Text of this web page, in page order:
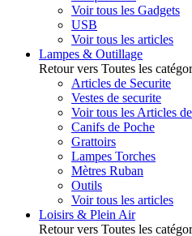
Voir tous les Gadgets
USB
Voir tous les articles
Lampes & Outillage
Retour vers Toutes les
Articles de Securite
Vestes de securite
Voir tous les Articles
Canifs de Poche
Grattoirs
Lampes Torches
Mètres Ruban
Outils
Voir tous les articles
Loisirs & Plein Air
Retour vers Toutes les